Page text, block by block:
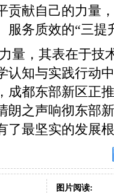
贡献自己的力量
服务质效的“三提
量，其表在于技
认知与实践行动
成都东部新区正
朗之声响彻东部
了最坚实的发展
图片阅读: